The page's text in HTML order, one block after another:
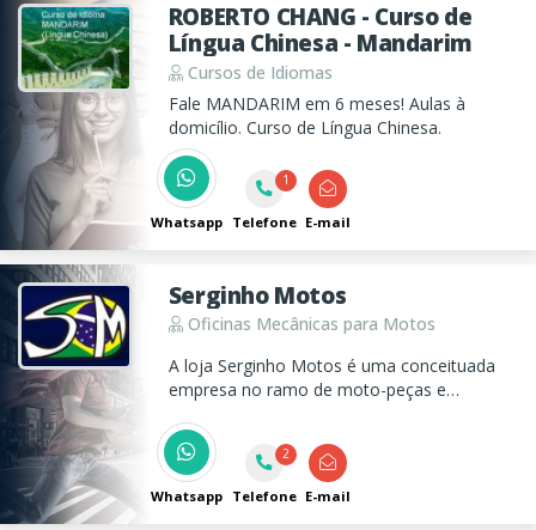
ROBERTO CHANG - Curso de
Língua Chinesa - Mandarim
Cursos de Idiomas
Fale MANDARIM em 6 meses! Aulas à
domicílio. Curso de Língua Chinesa.
Whatsapp
1
Telefone E-mail
Serginho Motos
Oficinas Mecânicas para Motos
A loja Serginho Motos é uma conceituada
empresa no ramo de moto-peças e
Whatsapp
2
Telefone E-mail